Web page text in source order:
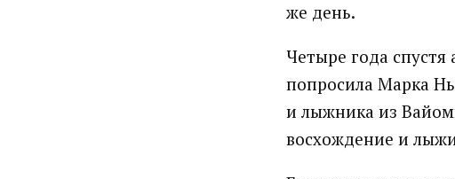
же день.
Четыре года
попросила Марка
и лыжника из
восхождение и